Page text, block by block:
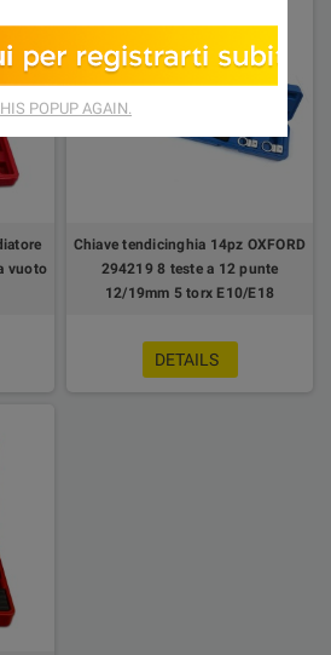
vuoto
Chiave tendicinghia 14pz OXFORD
294219 8 teste a 12 punte
12/19mm 5 torx E10/E18
DETAILS
POPUP AGAIN.